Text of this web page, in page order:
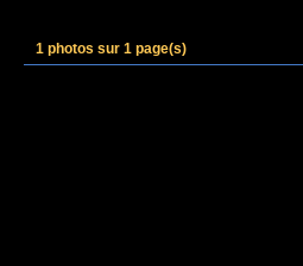
1 photos sur 1 page(s)